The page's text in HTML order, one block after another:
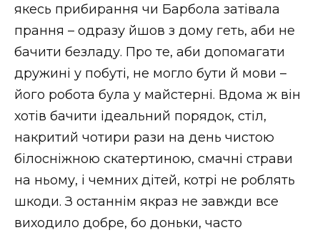
якесь прибирання чи Барбола затівала
прання – одразу йшов з дому геть, аби не
бачити безладу. Про те, аби допомагати
дружині у побуті, не могло бути й мови –
його робота була у майстерні. Вдома ж він
хотів бачити ідеальний порядок, стіл,
накритий чотири рази на день чистою
білосніжною скатертиною, смачні страви
на ньому, і чемних дітей, котрі не роблять
шкоди. З останнім якраз не завжди все
виходило добре, бо доньки, часто